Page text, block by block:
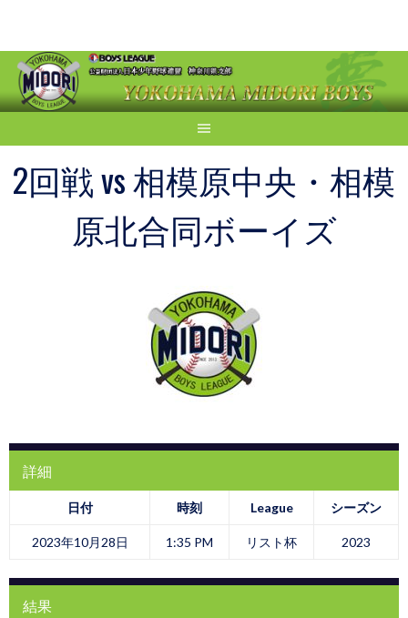
content
2回戦 vs 相模原中央・相模
原北合同ボーイズ
詳細
日付 時刻 League シーズン
2023年10月28日 1:35 PM リスト杯 2023
結果